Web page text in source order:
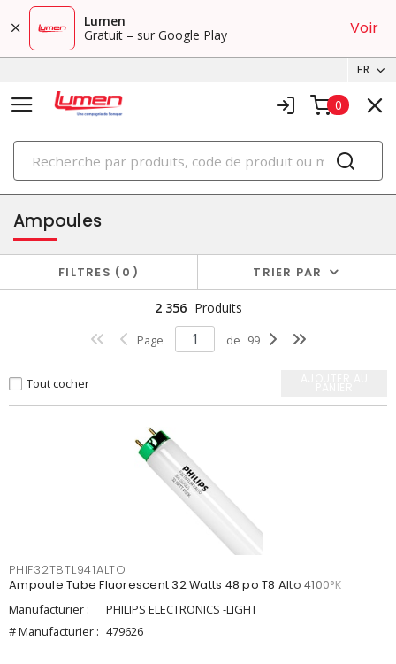
Lumen
Gratuit – sur Google Play
Voir
FR
0
PRODUITS
éclairage
Ampoules
FILTRES 0 TRIER PAR
2 356 Produits
Page de 99
Tout cocher
PHIF32T8TL941ALTO
Ampoule Tube Fluorescent 32 Watts 48 po T8 Alto 4100°K
Manufacturier :
PHILIPS ELECTRONICS -LIGHT
# Manufacturier : 479626